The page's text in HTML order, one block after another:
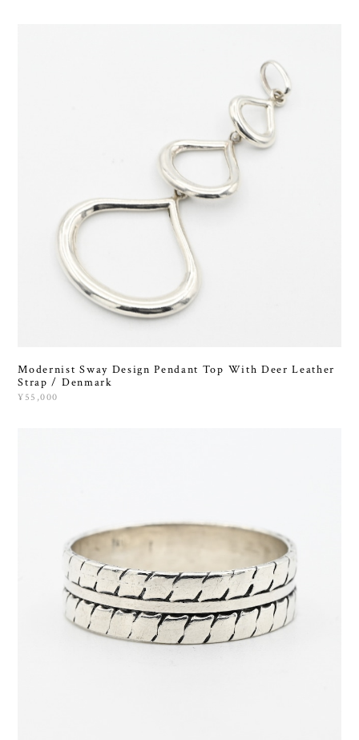
Modernist Sway Design Pendant Top With Deer Leather
Strap / Denmark
¥55,000